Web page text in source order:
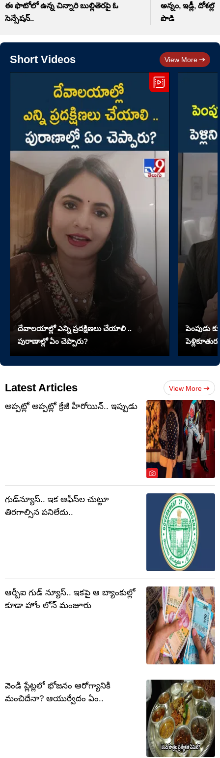
ఈ ఫొటోలో ఉన్న చిన్నారి బుల్లితెరపై ఓ
సెన్సేషన్..
అన్నం, ఇడ్లీ,
పొడి
Short Videos View More
దేవాలయాల్లో ఎన్ని ప్రదక్షిణలు చేయాలి ..
పురాణాల్లో ఏం చెప్పారు?
పెంపుడు
పెళ్లికూతురు
Latest Articles View More
అప్పట్లో అప్పట్లో క్రేజీ హీరోయిన్.. ఇప్పుడు
గుడ్‌న్యూస్.. ఇక ఆఫీస్‌ల చుట్టూ
తిరగాల్సిన పనిలేదు..
ఆర్బీఐ గుడ్ న్యూస్.. ఇకపై ఆ బ్యాంకుల్లో
కూడా హోం లోన్ మంజూరు
వెండి ప్లేట్లలో భోజనం ఆరోగ్యానికి
మంచిదేనా? ఆయుర్వేదం ఏం..